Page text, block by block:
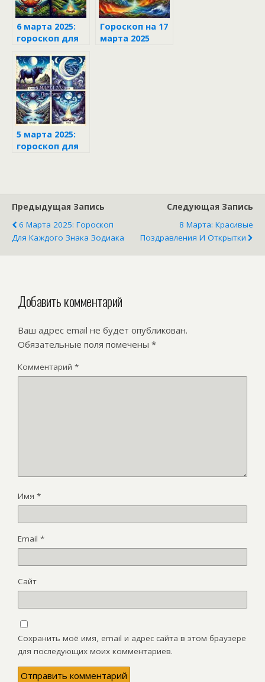
6 марта 2025:
гороскоп для
зодиака
Гороскоп на 17
марта 2025
5 марта 2025:
гороскоп для
Предыдущая Запись
6 Марта 2025: Гороскоп
Для Каждого Знака Зодиака
Следующая Запись
8 Марта: Красивые
Поздравления И Открытки
Добавить комментарий
Ваш адрес email не будет опубликован.
Обязательные поля помечены *
Комментарий *
Имя *
Email *
Сайт
Сохранить моё имя, email и адрес сайта в этом браузере
для последующих моих комментариев.